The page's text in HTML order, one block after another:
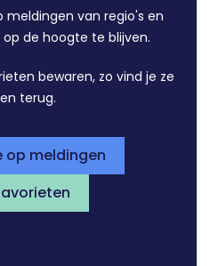
meldingen van regio's en
de hoogte te blijven.
bewaren, zo vind je ze
terug.
op meldingen